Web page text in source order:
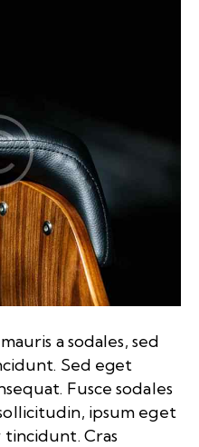
a sodales, sed
Sed eget
Fusce sodales
ipsum eget
Cras